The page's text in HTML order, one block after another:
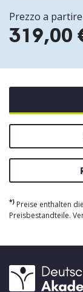
Prezzo a
319,00
*) Preise enthalten
Preisbestandteile.